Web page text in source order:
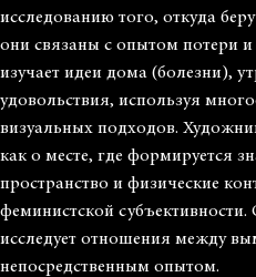
исследованию того, откуда
они связаны с опытом потери
изучает идеи дома (болезни),
удовольствия, используя
визуальных подходов.
как о месте, где формируется
пространство и физические
феминистской
исследует отношения между
непосредственным опытом.